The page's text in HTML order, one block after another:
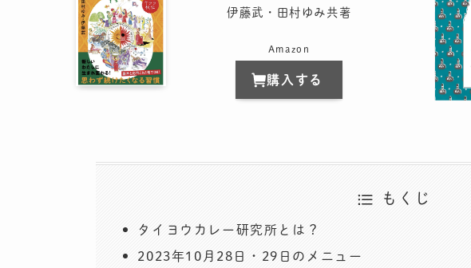
伊藤武・田村ゆみ共著
Amazon
購入する
もくじ
タイヨウカレー研究所とは？
2023年10月28日・29日のメニュー